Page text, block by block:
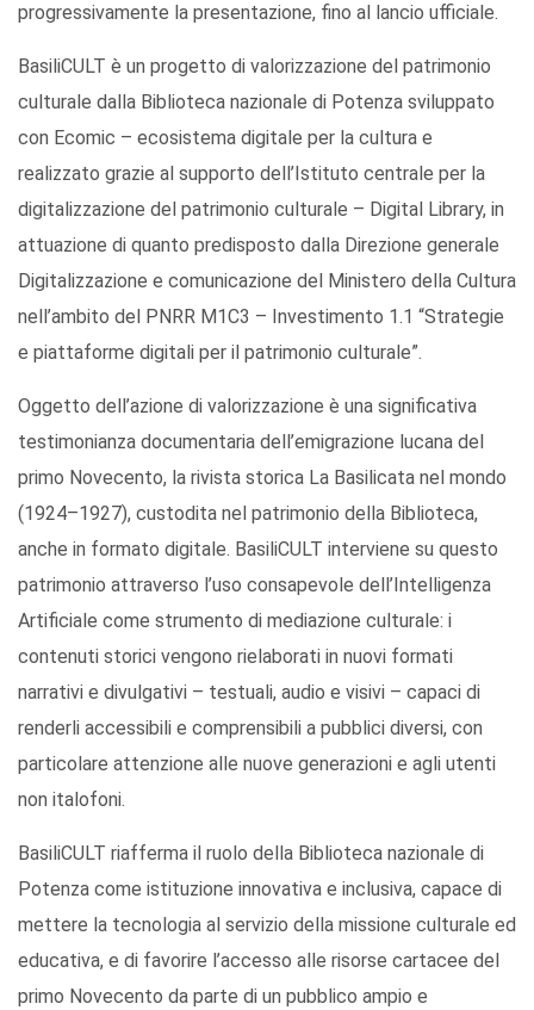
progressivamente la presentazione, fino al lancio ufficiale.
BasiliCULT è un progetto di valorizzazione del patrimonio
culturale dalla Biblioteca nazionale di Potenza sviluppato
con Ecomic – ecosistema digitale per la cultura e
realizzato grazie al supporto dell’Istituto centrale per la
digitalizzazione del patrimonio culturale – Digital Library, in
attuazione di quanto predisposto dalla Direzione generale
Digitalizzazione e comunicazione del Ministero della Cultura
nell’ambito del PNRR M1C3 – Investimento 1.1 “Strategie
e piattaforme digitali per il patrimonio culturale”.
Oggetto dell’azione di valorizzazione è una significativa
testimonianza documentaria dell’emigrazione lucana del
primo Novecento, la rivista storica La Basilicata nel mondo
(1924–1927), custodita nel patrimonio della Biblioteca,
anche in formato digitale. BasiliCULT interviene su questo
patrimonio attraverso l’uso consapevole dell’Intelligenza
Artificiale come strumento di mediazione culturale: i
contenuti storici vengono rielaborati in nuovi formati
narrativi e divulgativi – testuali, audio e visivi – capaci di
renderli accessibili e comprensibili a pubblici diversi, con
particolare attenzione alle nuove generazioni e agli utenti
non italofoni.
BasiliCULT riafferma il ruolo della Biblioteca nazionale di
Potenza come istituzione innovativa e inclusiva, capace di
mettere la tecnologia al servizio della missione culturale ed
educativa, e di favorire l’accesso alle risorse cartacee del
primo Novecento da parte di un pubblico ampio e